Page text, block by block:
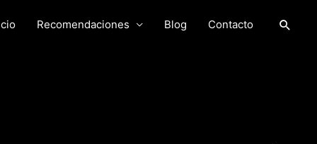
Recomendaciones Blog Contacto